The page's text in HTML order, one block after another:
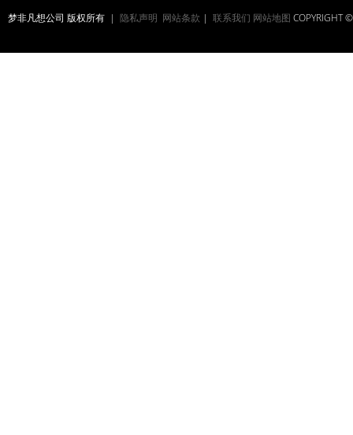
梦非凡想公司 版权所有 | 隐私声明 网站条款 | 联系我们 网站地图 COPYRIGHT